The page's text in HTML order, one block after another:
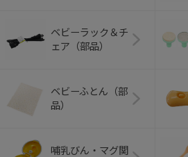
ベビーラック＆チ
ェア（部品）
ベビーふとん（部
品）
哺乳びん・マグ関